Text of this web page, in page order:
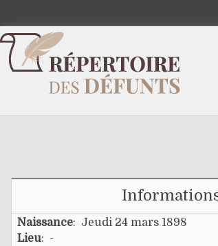
Naissance: Jeudi 24 mars 1898
Lieu: -